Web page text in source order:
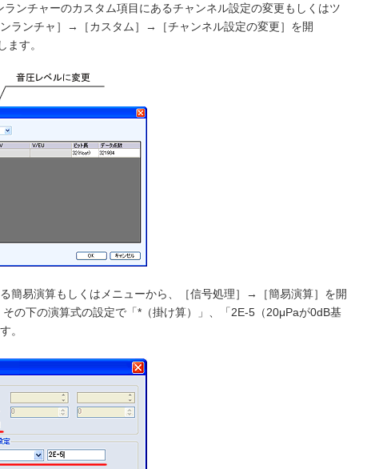
ンチャーのカスタム項目にあるチャンネル設定の変更もしくはツ
ランチャ］→［カスタム］→［チャンネル設定の変更］を開
す。
簡易演算もしくはメニューから、［信号処理］→［簡易演算］を開
の下の演算式の設定で「*（掛け算）」、「2E-5（20μPaが0dB基
。